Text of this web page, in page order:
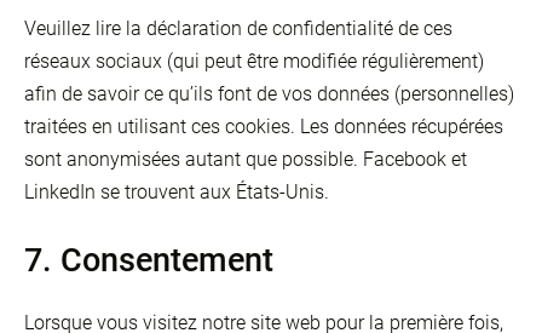
Veuillez lire la déclaration de confidentialité de ces
réseaux sociaux (qui peut être modifiée régulièrement)
afin de savoir ce qu’ils font de vos données (personnelles)
traitées en utilisant ces cookies. Les données récupérées
sont anonymisées autant que possible. Facebook et
LinkedIn se trouvent aux États-Unis.
7. Consentement
Lorsque vous visitez notre site web pour la première fois,